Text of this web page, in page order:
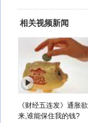
相关视频新闻
《财经五连发》通胀欲
来,谁能保住我的钱?